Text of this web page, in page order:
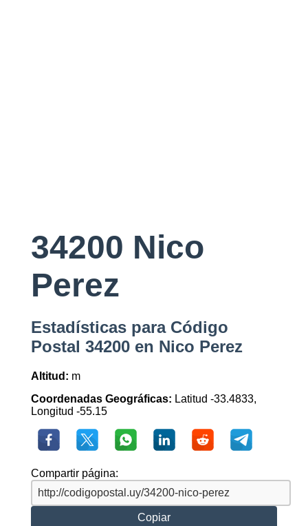
34200 Nico
Perez
Estadísticas para Código
Postal 34200 en Nico Perez
Altitud: m
Coordenadas Geográficas: Latitud -33.4833,
Longitud -55.15
Compartir página:
Copiar